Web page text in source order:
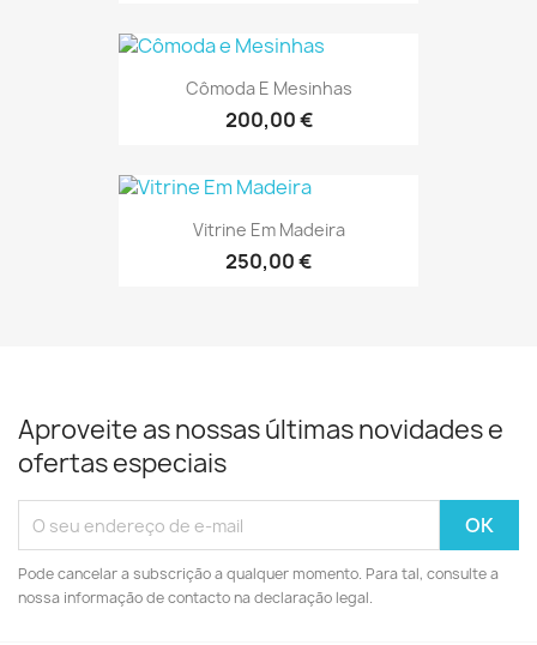
Cômoda E Mesinhas
200,00 €
Vitrine Em Madeira
250,00 €
Aproveite as nossas últimas novidades e
ofertas especiais
Pode cancelar a subscrição a qualquer momento. Para tal, consulte a
nossa informação de contacto na declaração legal.